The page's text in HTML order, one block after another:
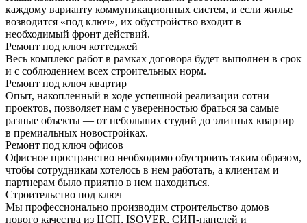
каждому варианту коммуникационных систем, и если жилье
возводится «под ключ», их обустройство входит в
необходимый фронт действий.
Ремонт под ключ коттеджей
Весь комплекс работ в рамках договора будет выполнен в срок
и с соблюдением всех строительных норм.
Ремонт под ключ квартир
Опыт, накопленный в ходе успешной реализации сотни
проектов, позволяет нам с уверенностью браться за самые
разные объекты — от небольших студий до элитных квартир
в премиальных новостройках.
Ремонт под ключ офисов
Офисное пространство необходимо обустроить таким образом,
чтобы сотрудникам хотелось в нем работать, а клиентам и
партнерам было приятно в нем находиться.
Строительство под ключ
Мы профессионально производим строительство домов
нового качества из ЦСП, ISOVER, СИП-панелей и